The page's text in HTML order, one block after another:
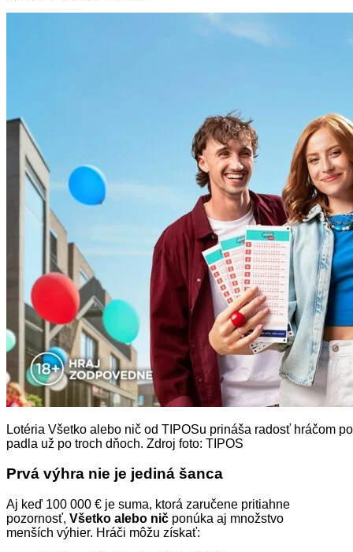
Lotéria Všetko alebo nič od TIPOSu prináša radosť hráčom
padla už po troch dňoch. Zdroj foto: TIPOS
Prvá výhra nie je jediná šanca
Aj keď 100 000 € je suma, ktorá zaručene pritiahne
pozornosť, Všetko alebo nič ponúka aj množstvo
menších výhier. Hráči môžu získať: